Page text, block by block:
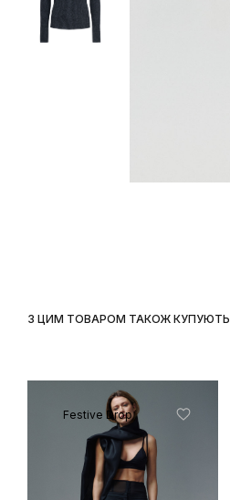
З ЦИМ ТОВАРОМ ТАКОЖ КУПУЮТЬ
Festive Drop